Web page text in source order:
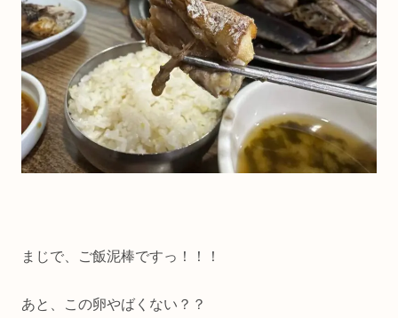
まじで、ご飯泥棒ですっ！！！
あと、この卵やばくない？？